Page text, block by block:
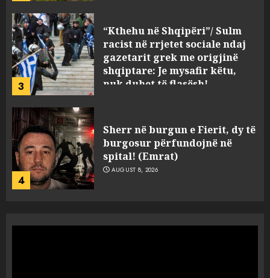
4
Sherr në burgun e Fierit, dy të
burgosur përfundojnë në
spital! (Emrat)
AUGUST 8, 2026
5
Tentoi të vriste me armë
zjarri një 38-vjeçar/ Kapet në
flagrancë autori i dyshuar në
Kavajë! (Emrat)